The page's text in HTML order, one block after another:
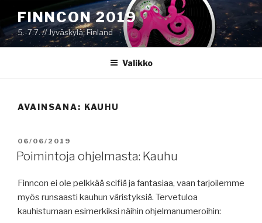
sisältöönFINNCON 2019
5.-7.7. // Jyväskylä, Finland
Valikko
AVAINSANA: KAUHU
JULKAISTU
06/06/2019
Poimintoja ohjelmasta: Kauhu
Finncon ei ole pelkkää scifiä ja fantasiaa, vaan tarjoilemme
myös runsaasti kauhun väristyksiä. Tervetuloa
kauhistumaan esimerkiksi näihin ohjelmanumeroihin: